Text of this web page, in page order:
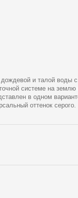
дождевой и талой
системе на
в одном
оттенок серого.